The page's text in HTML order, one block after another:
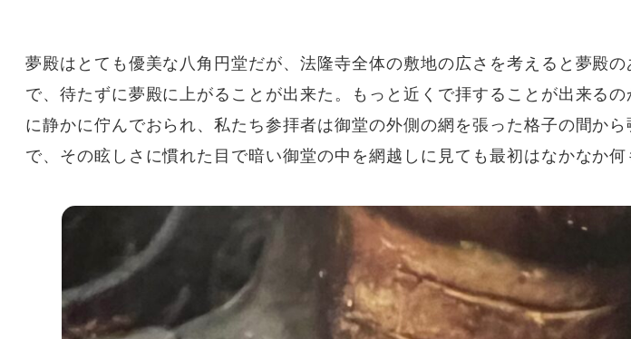
夢殿はとても優美な八角円堂だが、法隆寺全体の敷地の広さを考えると夢殿
で、待たずに夢殿に上がることが出来た。もっと近くで拝することが出来る
に静かに佇んでおられ、私たち参拝者は御堂の外側の網を張った格子の間か
で、その眩しさに慣れた目で暗い御堂の中を網越しに見ても最初はなかなか何